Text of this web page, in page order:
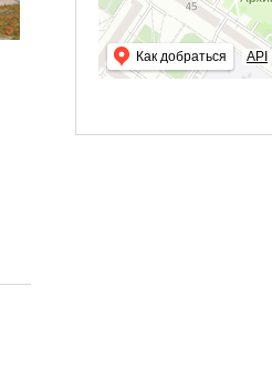
Как добраться API